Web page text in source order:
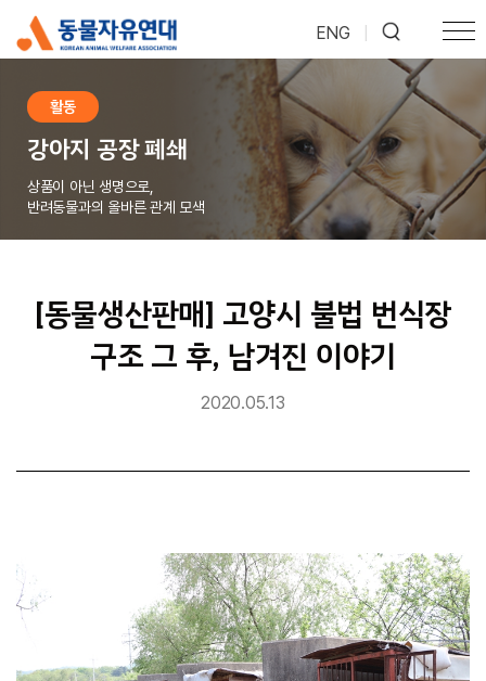
ENG
활동
강아지 공장 폐쇄
상품이 아닌 생명으로,
반려동물과의 올바른 관계 모색
[동물생산판매] 고양시 불법 번식장
구조 그 후, 남겨진 이야기
2020.05.13